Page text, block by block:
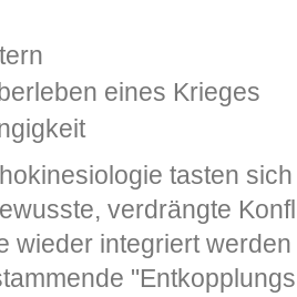
eines Krieges
tasten
verdrängte
wieder integriert